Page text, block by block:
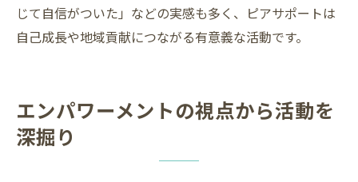
じて自信がついた」などの実感も多く、ピアサポートは
自己成長や地域貢献につながる有意義な活動です。
エンパワーメントの視点から活動を
深掘り